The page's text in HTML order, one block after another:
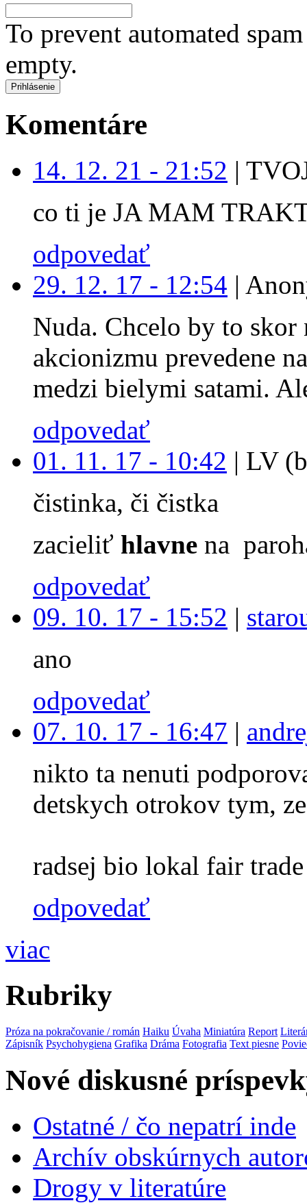
To prevent automated
empty.
Komentáre
14. 12. 21 - 21:52 |
co ti je JA MAM
odpovedať
29. 12. 17 - 12:54 |
Nuda. Chcelo by to
akcionizmu prevedene
medzi bielymi satami.
odpovedať
01. 11. 17 - 10:42 | LV
čistinka, či čistka
zacieliť hlavne na
odpovedať
09. 10. 17 - 15:52 |
ano
odpovedať
07. 10. 17 - 16:47 |
nikto ta nenuti
detskych otrokov tym,
radsej bio lokal fair
odpovedať
viac
Rubriky
Próza na pokračovanie / román Haiku Úvaha Miniatúra Report
Zápisník Psychohygiena Grafika Dráma Fotografia Text piesne
Nové diskusné
Ostatné / čo nepatrí inde
Archív obskúrnych
Drogy v literatúre